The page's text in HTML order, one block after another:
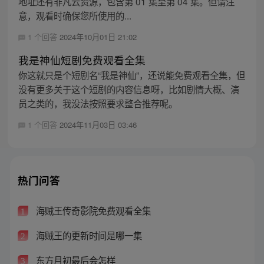
意，观看时确保您所使用的...
1 个回答 2024年10月01日 21:02
我是神仙短剧免费观看全集
你这就只是个短剧名“我是神仙”，还说能免费观看全集，但
没有更多关于这个短剧的内容信息呀，比如剧情大概、演
员之类的，我没法按照要求整合推荐呢。
1 个回答 2024年11月03日 03:46
热门问答
1 海贼王传奇影院免费观看全集
2 海贼王的更新时间是哪一集
3 东方月初最后会怎样